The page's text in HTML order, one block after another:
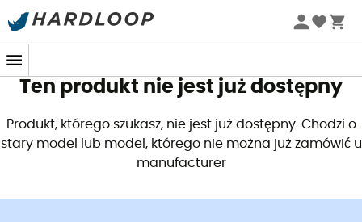
Letnie promocje 🔥 -5% DODATKOWO przy zakupie 2
Ten produkt nie jest już dostępny
Produkt, którego szukasz, nie jest już dostępny. Chodzi o
stary model lub model, którego nie można już zamówić u
manufacturer